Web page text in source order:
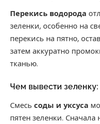
Перекись водорода
зеленки, особенно на
перекись на пятно,
затем аккуратно
тканью.
Чем вывести
Смесь соды и уксуса
пятен зеленки. Сначала